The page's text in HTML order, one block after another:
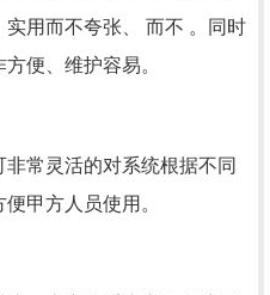
用而不夸张、 而不 。同时
便、维护容易。
常灵活的对系统根据不同
甲方人员使用。